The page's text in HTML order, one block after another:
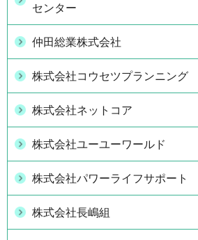
センター
仲田総業株式会社
株式会社コウセツプランニング
株式会社ネットコア
株式会社ユーユーワールド
株式会社パワーライフサポート
株式会社長嶋組